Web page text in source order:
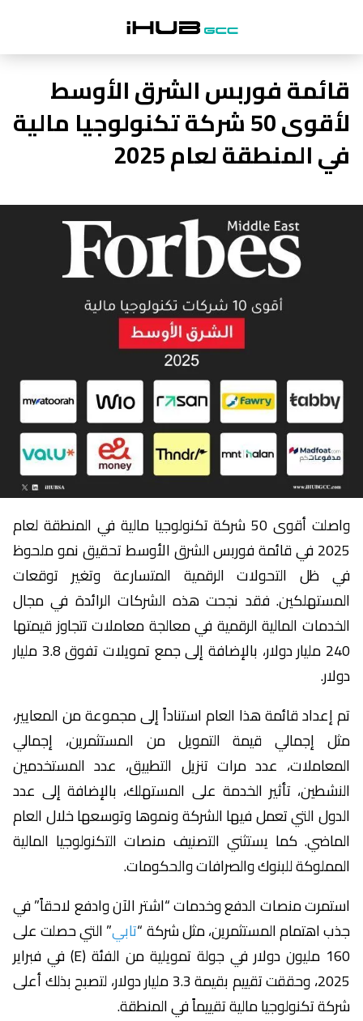
قائمة فوربس الشرق الأوسط
لأقوى 50 شركة تكنولوجيا مالية
في المنطقة لعام 2025
واصلت أقوى 50 شركة تكنولوجيا مالية في المنطقة لعام
2025 في قائمة فوربس الشرق الأوسط تحقيق نمو ملحوظ
في ظل التحولات الرقمية المتسارعة وتغير توقعات
المستهلكين. فقد نجحت هذه الشركات الرائدة في مجال
الخدمات المالية الرقمية في معالجة معاملات تتجاوز قيمتها
240 مليار دولار، بالإضافة إلى جمع تمويلات تفوق 3.8 مليار
دولار.
تم إعداد قائمة هذا العام استناداً إلى مجموعة من المعايير،
مثل إجمالي قيمة التمويل من المستثمرين، إجمالي
المعاملات، عدد مرات تنزيل التطبيق، عدد المستخدمين
النشطين، تأثير الخدمة على المستهلك، بالإضافة إلى عدد
الدول التي تعمل فيها الشركة ونموها وتوسعها خلال العام
الماضي. كما يستثني التصنيف منصات التكنولوجيا المالية
المملوكة للبنوك والصرافات والحكومات.
استمرت منصات الدفع وخدمات “اشتر الآن وادفع لاحقاً” في
جذب اهتمام المستثمرين، مثل شركة “تابي” التي حصلت على
160 مليون دولار في جولة تمويلية من الفئة (E) في فبراير
2025، وحققت تقييم بقيمة 3.3 مليار دولار، لتصبح بذلك أعلى
شركة تكنولوجيا مالية تقييماً في المنطقة.